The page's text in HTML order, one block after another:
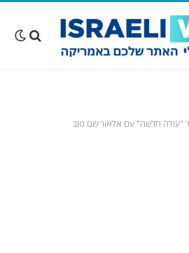
"עולה חדשה" עם אלאור שם טוב